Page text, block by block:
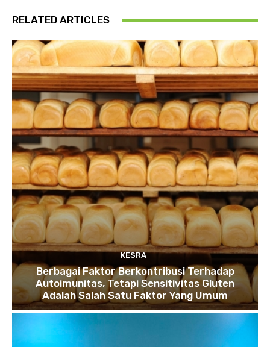
RELATED ARTICLES
KESRA
Berbagai Faktor Berkontribusi Terhadap
Autoimunitas, Tetapi Sensitivitas Gluten
Adalah Salah Satu Faktor Yang Umum